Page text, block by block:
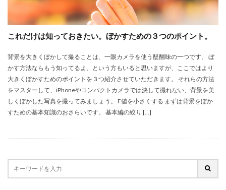
これだけは知っておきたい。ぼかすための３つのポイント。
背景を大きくぼかして撮ることは、一眼カメラを使う醍醐味の一つです。 ぼ
かす方法ならもう知ってるよ、という方もいると思いますが、ここではより
大きくぼかすためのポイントを３つ紹介させていただきます。 それらの方法
をマスターして、iPhoneやコンパクトカメラでは決して撮れない、背景を美
しくぼかした写真を撮ってみましょう。 F値を小さくする まずは背景をぼか
すための基本知識のおさらいです。 基本編の絞り […]